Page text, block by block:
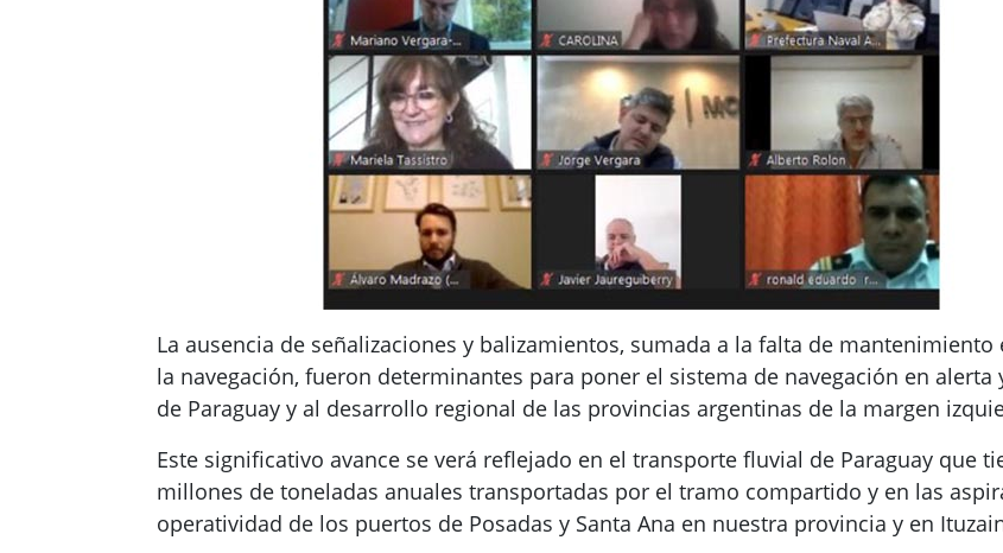
La ausencia de señalizaciones y balizamientos, sumada a la falta de
la navegación, fueron determinantes para poner el sistema de navegación en
de Paraguay y al desarrollo regional de las provincias argentinas de la margen
Este significativo avance se verá reflejado en el transporte fluvial de Paraguay que
millones de toneladas anuales transportadas por el tramo compartido y en las
operatividad de los puertos de Posadas y Santa Ana en nuestra provincia y en